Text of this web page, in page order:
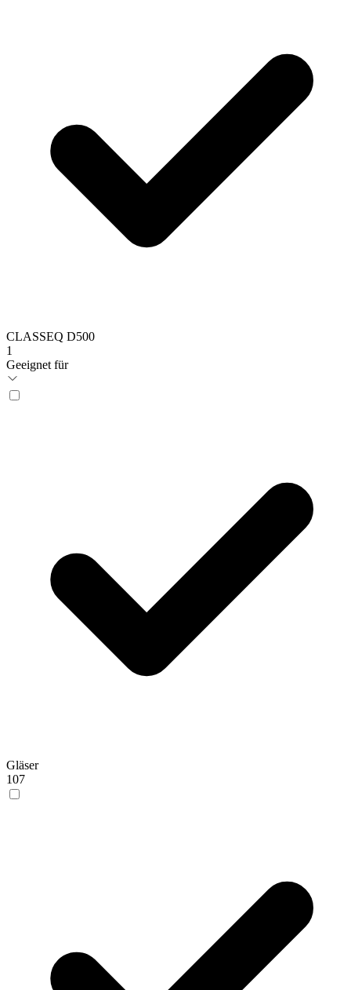
CLASSEQ D500
1
Geeignet für
Gläser
107